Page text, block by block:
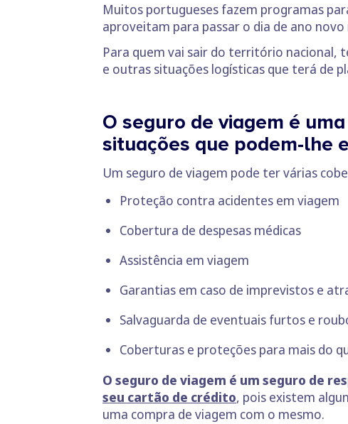
Muitos portugueses fazem programas
aproveitam para passar o dia de ano
Para quem vai sair do território nacional,
e outras situações logísticas que terá de
O seguro de viagem é
situações que podem-lhe
Um seguro de viagem pode ter várias
Proteção contra acidentes em viagem
Cobertura de despesas médicas
Assistência em viagem
Garantias em caso de imprevistos e
Salvaguarda de eventuais furtos e
Coberturas e proteções para mais do
O seguro de viagem é um seguro de
seu cartão de crédito, pois existem
uma compra de viagem com o mesmo.